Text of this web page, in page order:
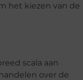
het kiezen van de
scala aan
over de